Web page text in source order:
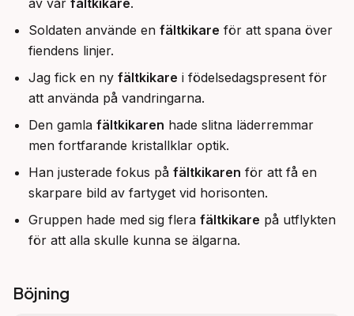
av vår fältkikare.
Soldaten använde en fältkikare för att spana över
fiendens linjer.
Jag fick en ny fältkikare i födelsedagspresent för
att använda på vandringarna.
Den gamla fältkikaren hade slitna läderremmar
men fortfarande kristallklar optik.
Han justerade fokus på fältkikaren för att få en
skarpare bild av fartyget vid horisonten.
Gruppen hade med sig flera fältkikare på utflykten
för att alla skulle kunna se älgarna.
Böjning